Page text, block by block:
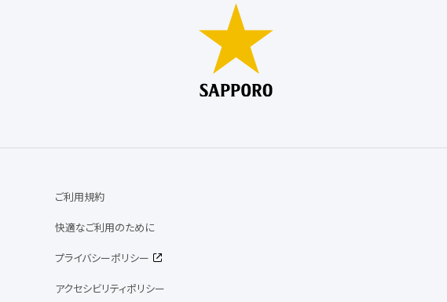
ご利用規約
快適なご利用のために
プライバシーポリシー
アクセシビリティポリシー